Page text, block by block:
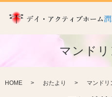
マンド
HOME おたより マンドリ